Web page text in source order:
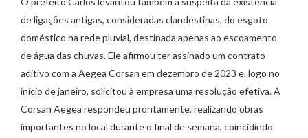
de ligações antigas, consideradas clandestinas, do esgoto
doméstico na rede pluvial, destinada apenas ao escoamento
de água das chuvas. Ele afirmou ter assinado um contrato
aditivo com a Aegea Corsan em dezembro de 2023 e, logo no
início de janeiro, solicitou à empresa uma resolução efetiva. A
Corsan Aegea respondeu prontamente, realizando obras
importantes no local durante o final de semana, coincidindo